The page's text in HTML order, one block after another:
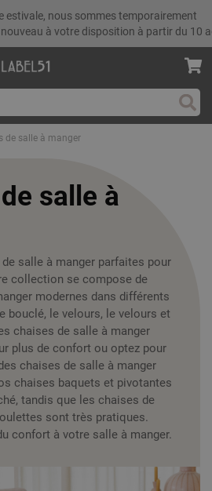
estivale, nous sommes temporairement
à votre disposition à partir du 10
de salle à manger
salle à
salle à manger parfaites pour
collection se compose de
modernes dans différents
bouclé, le velours, le velours et
chaises de salle à manger
plus de confort ou optez pour
chaises de salle à manger
chaises baquets et pivotantes
tandis que les chaises de
sont très pratiques.
confort à votre salle à manger.